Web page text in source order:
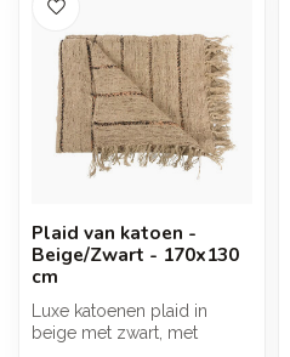
Plaid van katoen -
Beige/Zwart - 170x130
cm
Luxe katoenen plaid in
beige met zwart, met